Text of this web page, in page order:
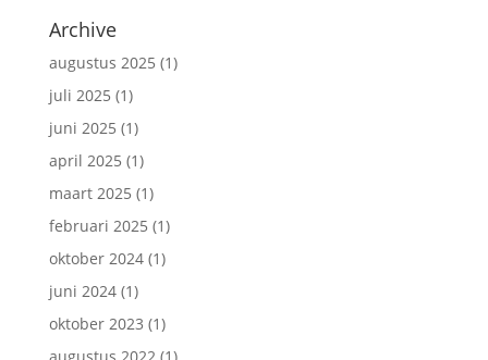
Archive
augustus 2025 (1)
juli 2025 (1)
juni 2025 (1)
april 2025 (1)
maart 2025 (1)
februari 2025 (1)
oktober 2024(1)
juni 2024(1)
oktober 2023 (1)